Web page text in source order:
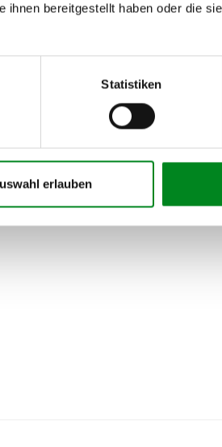
bereitgestellt haben oder die
Statistiken
erlauben
(
oderFahrgestellnummer.